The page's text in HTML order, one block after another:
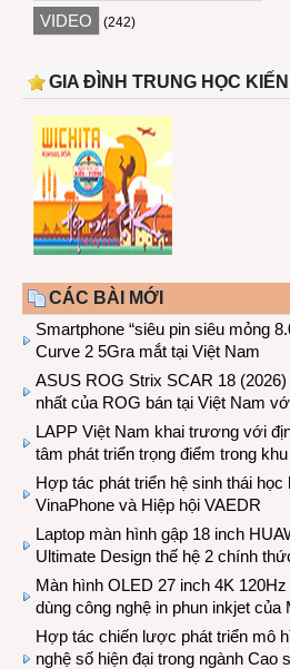
VIDEO (242)
GIA ĐÌNH TRUNG HỌC
CÁC BÀI MỚI
Smartphone “siêu pin siêu mỏng
Curve 2 5Gra mắt tại Việt Nam
ASUS ROG Strix SCAR 18
nhất của ROG bán tại Việt Nam
LAPP Việt Nam khai trương với
tâm phát triển trọng điểm trong
Hợp tác phát triển hệ sinh thái
VinaPhone và Hiệp hội VAEDR
Laptop màn hình gập 18 inch
Ultimate Design thế hệ 2 chính
Màn hình OLED 27 inch 4K
dùng công nghệ in phun inkjet của
Hợp tác chiến lược phát triển mô
nghệ số hiện đại trong ngành Cao